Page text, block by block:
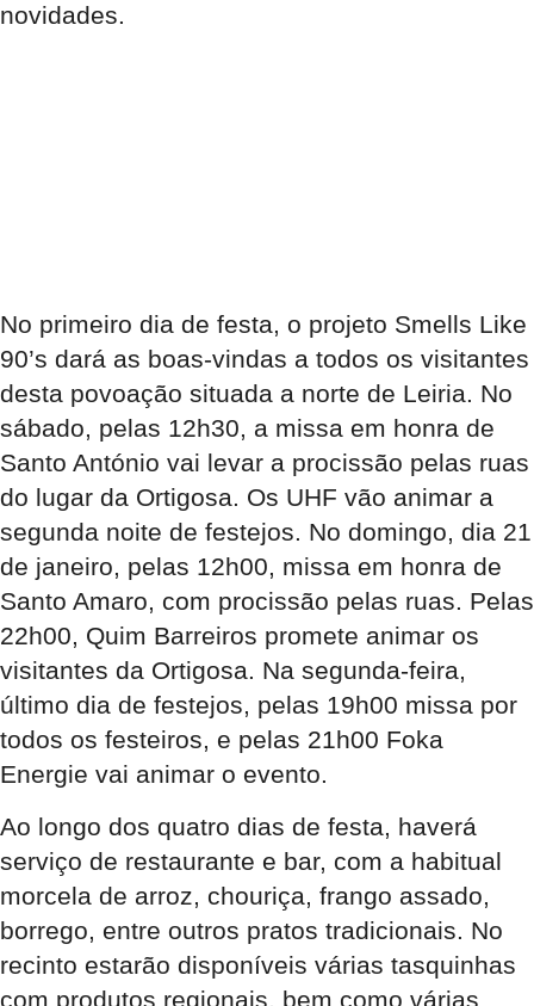
novidades.
No primeiro dia de festa, o projeto Smells Like
90’s dará as boas-vindas a todos os visitantes
desta povoação situada a norte de Leiria. No
sábado, pelas 12h30, a missa em honra de
Santo António vai levar a procissão pelas ruas
do lugar da Ortigosa. Os UHF vão animar a
segunda noite de festejos. No domingo, dia 21
de janeiro, pelas 12h00, missa em honra de
Santo Amaro, com procissão pelas ruas. Pelas
22h00, Quim Barreiros promete animar os
visitantes da Ortigosa. Na segunda-feira,
último dia de festejos, pelas 19h00 missa por
todos os festeiros, e pelas 21h00 Foka
Energie vai animar o evento.
Ao longo dos quatro dias de festa, haverá
serviço de restaurante e bar, com a habitual
morcela de arroz, chouriça, frango assado,
borrego, entre outros pratos tradicionais. No
recinto estarão disponíveis várias tasquinhas
com produtos regionais, bem como várias